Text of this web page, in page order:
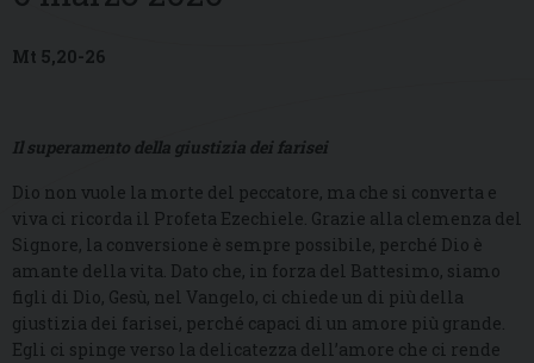
Mt 5,20-26
Il superamento della giustizia dei farisei
Dio non vuole la morte del peccatore, ma che si converta e
viva ci ricorda il Profeta Ezechiele. Grazie alla clemenza del
Signore, la conversione è sempre possibile, perché Dio è
amante della vita. Dato che, in forza del Battesimo, siamo
figli di Dio, Gesù, nel Vangelo, ci chiede un di più della
giustizia dei farisei, perché capaci di un amore più grande.
Egli ci spinge verso la delicatezza dell’amore che ci rende